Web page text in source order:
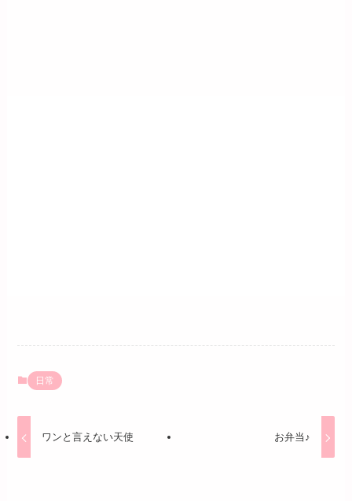
日常
ワンと言えない天使 お弁当♪